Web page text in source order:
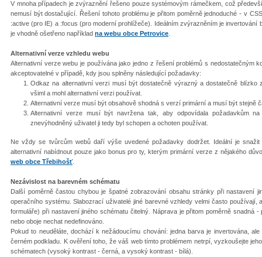
V mnoha případech je zvýraznění řešeno pouze systémovým rámečkem, což
nemusí být dostačující. Řešení tohoto problému je přitom poměrně jednoduché - v
:active (pro IE) a :focus (pro moderní prohlížeče). Ideálním zvýrazněním je
je vhodně ošetřeno například na webu obce Petrovice
Alternativní verze vzhledu webu
Alternativní verze webu je používána jako jedno z řešení problémů s nedostatečným
akceptovatelné v případě, kdy jsou splněny následující požadavky:
Odkaz na alternativní verzi musí být dostatečně výrazný a dostatečně
všiml a mohl alternativní verzi používat.
Alternativní verze musí být obsahově shodná s verzí primární a musí být stejně
Alternativní verze musí být navržena tak, aby odpovídala požadavkům
znevýhodněný uživatel ji tedy byl schopen a ochoten používat.
Ne vždy se tvůrcům webů daří výše uvedené požadavky dodržet. Ideální je
alternativní nabídnout pouze jako bonus pro ty, kterým primární verze z nějakého
web obce Třebihošť.
Nezávislost na barevném schématu
Další poměrně častou chybou je špatné zobrazování obsahu stránky při nastavení
operačního systému. Slabozrací uživatelé jiné barevné vzhledy velmi často
formuláře) při nastavení jiného schématu čitelný. Náprava je přitom poměrně snadná
nebo oboje nechat nedefinováno.
Pokud to neuděláte, dochází k nežádoucímu chování: jedna barva je invertována,
černém podkladu. K ověření toho, že váš web tímto problémem netrpí, vyzkoušejte
schématech (vysoký kontrast - černá, a vysoký kontrast - bílá).